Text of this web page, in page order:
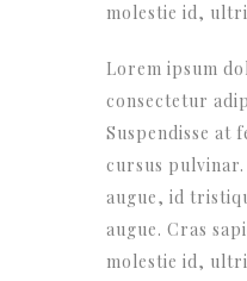
molestie id,
Lorem ipsum
consectetur
Suspendisse at
cursus
augue, id
augue. Cras
molestie id,